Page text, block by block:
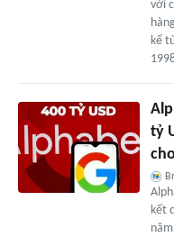
với
kể
tỷ
kết